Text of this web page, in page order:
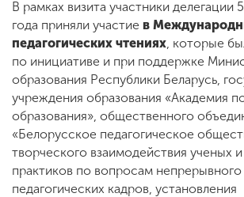
В рамках визита участники делегации
года приняли участие в
педагогических чтениях, которые
по инициативе и при поддержке
образования Республики Беларусь,
учреждения образования «Академия
образования», общественного
«Белорусское педагогическое
творческого взаимодействия ученых
практиков по вопросам непрерывного
педагогических кадров, установления